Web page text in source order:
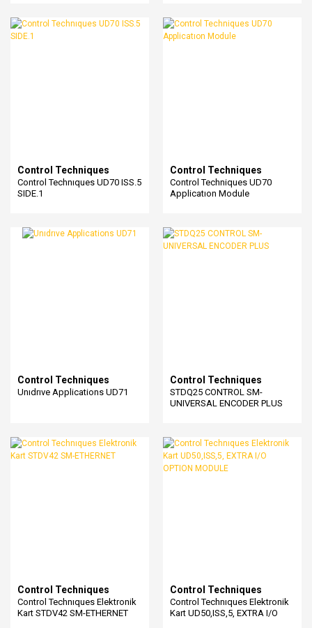
Control Techniques
Control Technıques UD70 ISS.5
SIDE.1
Control Techniques
Control Techniques UD70
Applicatıon Module
Control Techniques
Unıdrıve Applications UD71
Control Techniques
STDQ25 CONTROL SM-
UNIVERSAL ENCODER PLUS
Control Techniques
Control Technıques Elektronik
Kart STDV42 SM-ETHERNET
Control Techniques
Control Technıques Elektronik
Kart UD50,ISS,5, EXTRA I/O